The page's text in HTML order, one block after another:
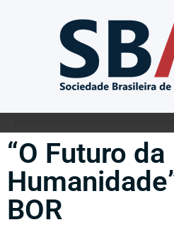
“O Futuro da
BOR